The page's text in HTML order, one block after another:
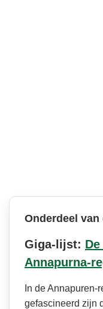
Onderdeel
Giga-lijst:
Annapurna-
In de Annapuren-
gefascineerd zijn